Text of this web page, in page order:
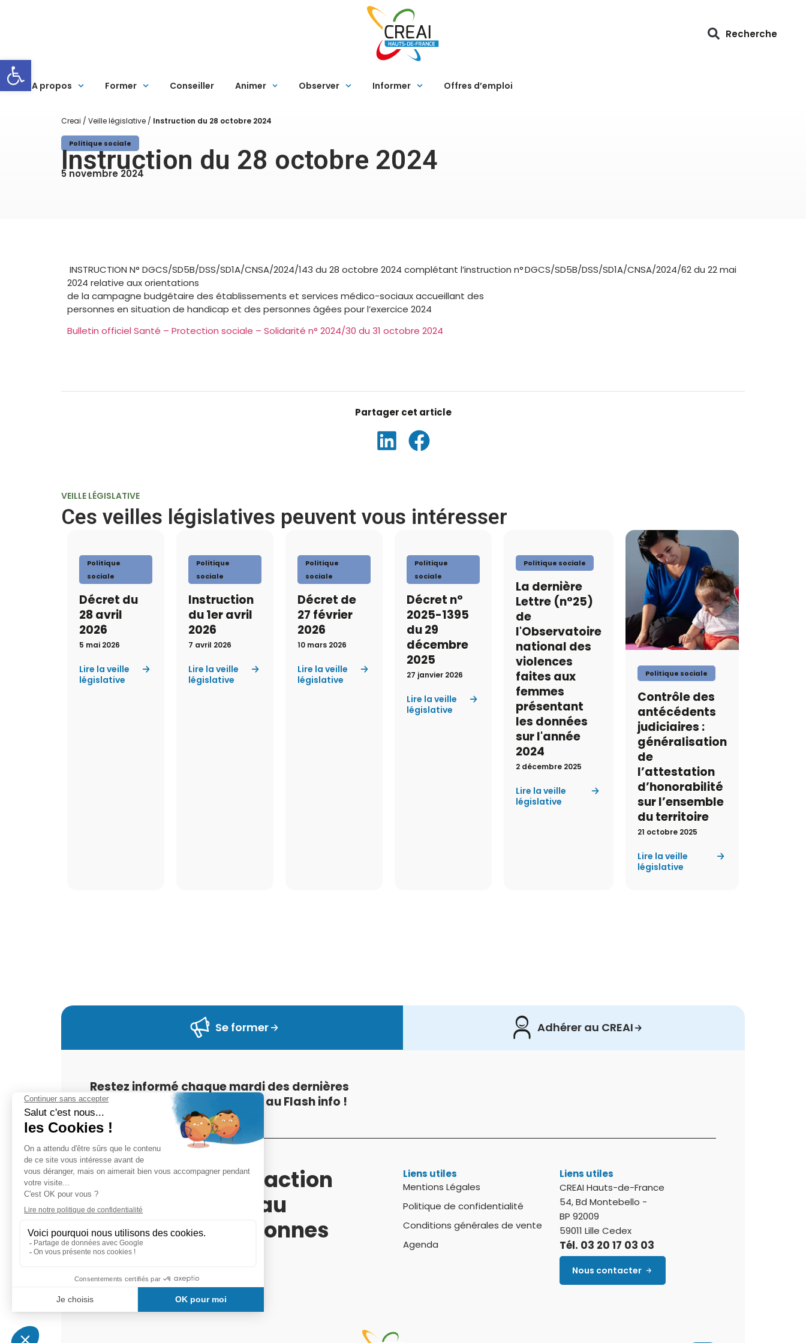
Ouvrir la barre d’outils
A propos Former Conseiller Animer Observer Informer Offres d’emploi
Creai / Veille législative / Instruction du 28 octobre 2024
Politique sociale
Instruction du 28 octobre 2024
5 novembre 2024
INSTRUCTION N° DGCS/SD5B/DSS/SD1A/CNSA/2024/143 du 28 octobre 2024 complétant l’instruction n° DGCS/SD5B/DSS/SD1A/CNSA/2024/62 du 22 mai
2024 relative aux orientations
de la campagne budgétaire des établissements et services médico-sociaux accueillant des
personnes en situation de handicap et des personnes âgées pour l’exercice 2024
Bulletin officiel Santé – Protection sociale – Solidarité n° 2024/30 du 31 octobre 2024
VEILLE LÉGISLATIVE
Ces veilles législatives peuvent vous intéresser
Politique
sociale
Décret du
28 avril
2026
5 mai 2026
Lire la veille
législative
Politique
sociale
Instruction
du 1er avril
2026
7 avril 2026
Lire la veille
législative
Politique
sociale
Décret de
27 février
2026
10 mars 2026
Lire la veille
législative
Politique
sociale
Décret n°
2025-1395
du 29
décembre
2025
27 janvier 2026
Lire la veille
législative
Politique sociale
La dernière
Lettre (n°25)
de
l'Observatoire
national des
violences
faites aux
femmes
présentant
les données
sur l'année
2024
2 décembre 2025
Lire la veille
législative
Politique sociale
Contrôle des
antécédents
judiciaires :
généralisation
de
l’attestation
d’honorabilité
sur l’ensemble
du territoire
21 octobre 2025
Lire la veille
législative
Se former Adhérer au CREAI
Restez informé chaque mardi des dernières
actualités en vous inscrivant au Flash info !
Ensemble pour l'action
et l'information au
service des personnes
vulnérables
Suivez-nous
Liens utiles
Mentions Légales
Politique de confidentialité
Conditions générales de vente
Agenda
Liens utiles
CREAI Hauts-de-France
54, Bd Montebello -
BP 92009
59011 Lille Cedex
Tél. 03 20 17 03 03
Nous contacter